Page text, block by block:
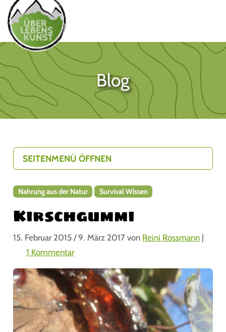
Blog
Nahrung aus der Natur Survival Wissen
Kirschgummi
15. Februar 2015 / 9. März 2017 von Reini Rossmann |
1 Kommentarz
K
i
r
s
c
SEITENMENÜ ÖFFNEN